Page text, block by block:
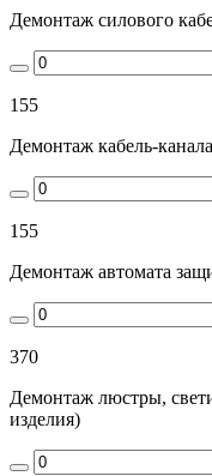
Демонтаж силового
155
Демонтаж кабель-канала
155
Демонтаж автомата
370
Демонтаж люстры,
изделия)